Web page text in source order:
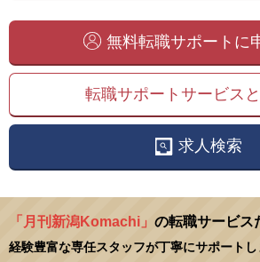
無料転職サポートに
転職サポートサービス
求人検索
「月刊新潟Komachi」 の転職サービス
経験豊富な専任スタッフが丁寧にサポートし